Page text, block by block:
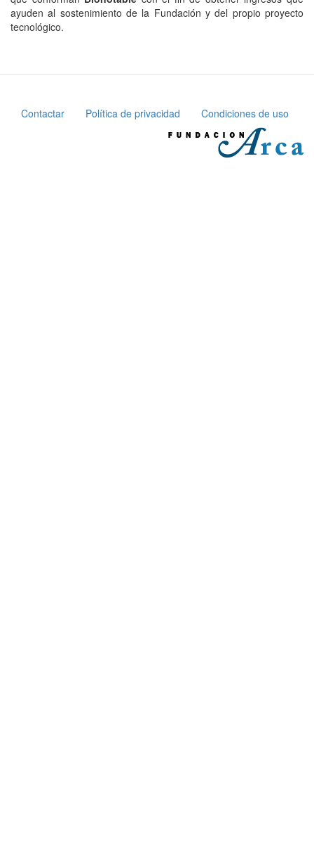
ayuden al sostenimiento de la Fundación y del propio proyecto
tecnológico.
Pie
Contactar Política de privacidad Condiciones de uso